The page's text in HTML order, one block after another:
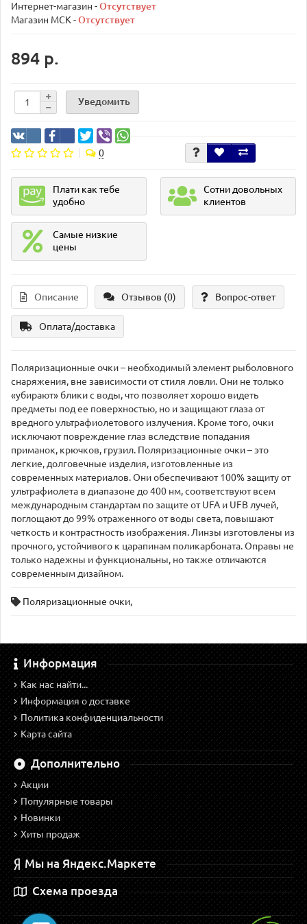
Интернет-магазин -Отсутствует
Магазин МСК -Отсутствует
894 р.
Уведомить
0
Плати как тебе
удобно
Сотни довольных
клиентов
Самые низкие
цены
Описание Отзывов (0) Вопрос-ответ
Оплата/доставка
Поляризационные очки – необходимый элемент рыболовного
снаряжения, вне зависимости от стиля ловли. Они не только
«убирают» блики с воды, что позволяет хорошо видеть
предметы под ее поверхностью, но и защищают глаза от
вредного ультрафиолетового излучения. Кроме того, очки
исключают повреждение глаз вследствие попадания
приманок, крючков, грузил. Поляризационные очки – это
легкие, долговечные изделия, изготовленные из
современных материалов. Они обеспечивают 100% защиту от
ультрафиолета в диапазоне до 400 нм, соответствуют всем
международным стандартам по защите от UFA и UFB лучей,
поглощают до 99% отраженного от воды света, повышают
четкость и контрастность изображения. Линзы изготовлены из
прочного, устойчивого к царапинам поликарбоната. Оправы не
только надежны и функциональны, но также отличаются
современным дизайном.
Поляризационные очки,
Информация
Как нас найти...
Информация о доставке
Политика конфиденциальности
Карта сайта
Дополнительно
Акции
Популярные товары
Новинки
Хиты продаж
Мы на Яндекс.Маркете
Схема проезда